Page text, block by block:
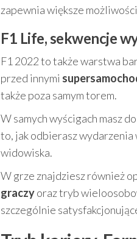
zapewnia większe
F1 Life, sekwencje
F1 2022 to także warstwa
przed innymi
także poza samym torem.
W samych wyścigach masz
to, jak odbierasz wydarzenia
widowiska.
W grze znajdziesz również
graczyoraz tryb
szczególnie